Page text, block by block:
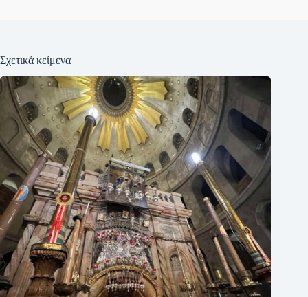
Σχετικά κείμενα